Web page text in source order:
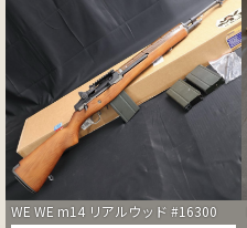
WE WE m14 リアルウッド #16300